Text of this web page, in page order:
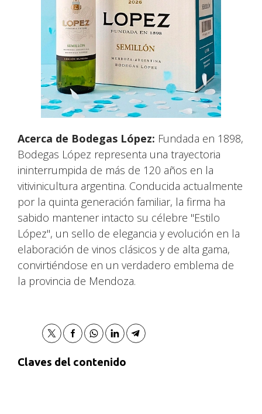
Acerca de Bodegas López: Fundada en 1898,
Bodegas López representa una trayectoria
ininterrumpida de más de 120 años en la
vitivinicultura argentina. Conducida actualmente
por la quinta generación familiar, la firma ha
sabido mantener intacto su célebre "Estilo
López", un sello de elegancia y evolución en la
elaboración de vinos clásicos y de alta gama,
convirtiéndose en un verdadero emblema de
la provincia de Mendoza.
Claves del contenido